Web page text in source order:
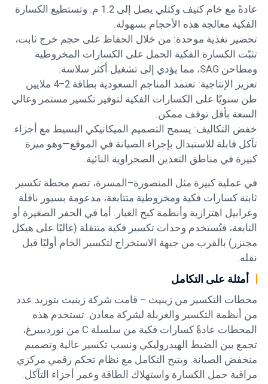
عادةً مع خام كثيف وكتلي يصل إلى 1.2 م. وتستطيع الكسارة
الفكية معالجة هذه الأحجام بسهولة.
تحضير تغذية موحدة: من خلال الحفاظ على حجم خرج ثابت،
تثبّت الكسارة الفكية الحمل على الكسارات المخروطية
ومطاحن SAG، مما يؤدي إلى تشغيل أكثر سلاسة.
تعزيز الإنتاجية: تعتمد المناجم السعودية بطاقة 2–4 ملايين
طن سنويًا على الكسارات الفكية لتوفير تكسير مستمر وعالي
السعة بأقل توقف ممكن.
خفض التكاليف: يسمح التصميم الميكانيكي البسيط مع أجزاء
تآكل قابلة للاستبدال بإجراء الصيانة في الموقع—وهو ميزة
كبيرة في مناطق التعدين الصحراوية النائية.
في عملية كبيرة مثل المنصورة–المسرة، تضم محطة تكسير
ثابتة كسارات فكية ومخروطية متتابعة، مدعومة بسيور ناقلة
وغرابيل اهتزازية وأنظمة كبح الغبار. أما في الحفر الصغيرة أو
التابعة، فتُستخدم وحدات تكسير فكية متنقلة (غالبًا على هيكل
مجنزر) بالقرب من جبهة الاستخراج لتكسير الخام أوليًا قبل
نقله.
أمثلة على التكامل
محطات التكسير من زينيث – قامت شركة زينيث بتوريد عدد
من أنظمة التكسير والغربلة لشركة معادن. تستخدم هذه
المحطات عادةً كسارات فكية من سلسلة C من نورديبيرغ،
تجمع بين الضبط الهيدروليكي ونسب تكسير عالية وتصميم
منخفض الصيانة. ويتيح التكامل مع نظام تحكم رقمي مركزي
مراقبة حمل الكسارة واستهلاك الطاقة وعمر أجزاء التآكل.